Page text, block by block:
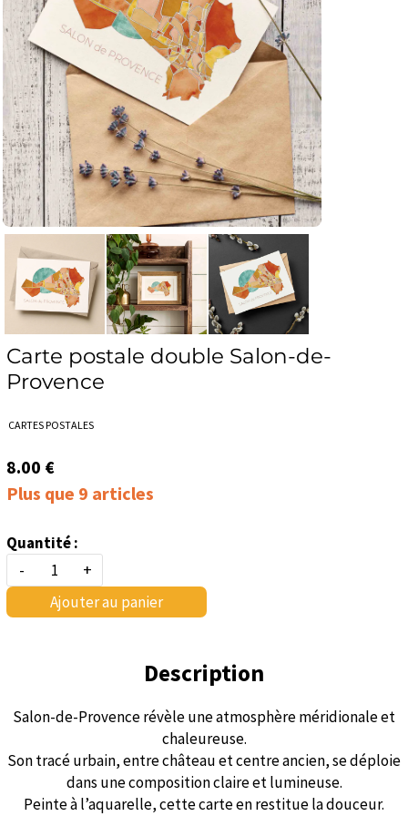
Carte postale double Salon-de-
Provence
CARTES POSTALES
8.00 €
Plus que 9 articles
Quantité :
- +
Ajouter au panier
Description
Salon-de-Provence révèle une atmosphère méridionale et
chaleureuse.
Son tracé urbain, entre château et centre ancien, se déploie
dans une composition claire et lumineuse.
Peinte à l’aquarelle, cette carte en restitue la douceur.